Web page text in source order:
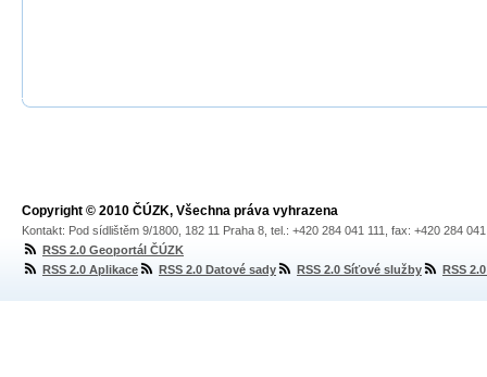
Copyright © 2010 ČÚZK, Všechna práva vyhrazena
Kontakt: Pod sídlištěm 9/1800, 182 11 Praha 8, tel.: +420 284 041 111, fax: +420 284
RSS 2.0 Geoportál ČÚZK
RSS 2.0 Aplikace
RSS 2.0 Datové sady RSS 2.0 Síťové služby RSS